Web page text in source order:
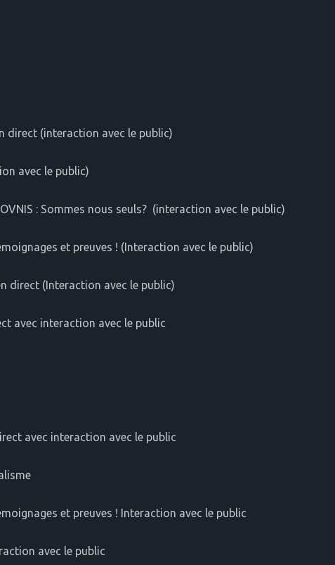
direct (interaction avec le public)
avec le public)
: Sommes nous seuls? (interaction avec le public)
et preuves ! (Interaction avec le public)
direct (Interaction avec le public)
avec interaction avec le public
avec interaction avec le public
et preuves ! Interaction avec le public
avec le public